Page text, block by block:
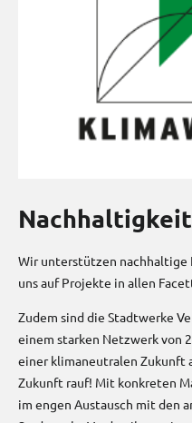
Nachhaltigkeit
Wir unterstützen nachhaltige
uns auf Projekte in allen
Zudem sind die Stadtwerke
einem starken Netzwerk von
einer klimaneutralen Zukunft
Zukunft rauf! Mit konkreten
im engen Austausch mit den